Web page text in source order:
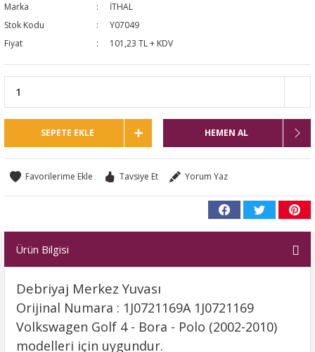
Marka
İTHAL
Stok Kodu
Y07049
Fiyat
101,23 TL + KDV
SEPETE EKLE HEMEN AL
Tavsiye Et Yorum Yaz
Ürün Bilgisi
Debriyaj Merkez Yuvası
Orijinal Numara : 1J0721169A 1J0721169
Volkswagen Golf 4 - Bora - Polo (2002-2010)
modelleri için uygundur.